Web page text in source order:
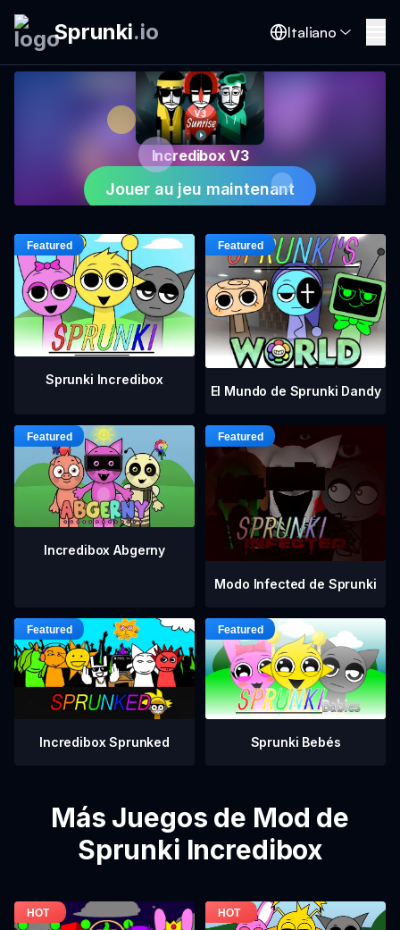
Sprunki.io Italiano
Incredibox V3
Jouer au jeu maintenant
Sprunki Incredibox
El Mundo de Sprunki Dandy
Incredibox Abgerny
Modo Infected de Sprunki
Incredibox Sprunked Sprunki Bebés
Más Juegos de Mod de
Sprunki Incredibox